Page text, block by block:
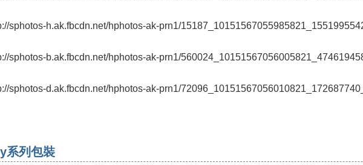
sphotos-h.ak.fbcdn.net/hphotos-ak-prn1/
sphotos-b.ak.fbcdn.net/hphotos-ak-prn1/
sphotos-d.ak.fbcdn.net/hphotos-ak-prn1/
系列包裝